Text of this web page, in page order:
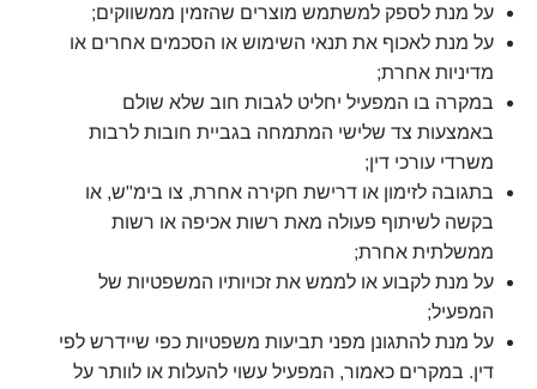
על מנת לספק למשתמש מוצרים שהזמין ממשווקים;
על מנת לאכוף את תנאי השימוש או הסכמים אחרים או
מדיניות אחרת;
במקרה בו המפעיל יחליט לגבות חוב שלא שולם
באמצעות צד שלישי המתמחה בגביית חובות לרבות
משרדי עורכי דין;
בתגובה לזימון או דרישת חקירה אחרת, צו בימ"ש, או
בקשה לשיתוף פעולה מאת רשות אכיפה או רשות
ממשלתית אחרת;
על מנת לקבוע או לממש את זכויותיו המשפטיות של
המפעיל;
על מנת להתגונן מפני תביעות משפטיות כפי שיידרש לפי
דין. במקרים כאמור, המפעיל עשוי להעלות או לוותר על